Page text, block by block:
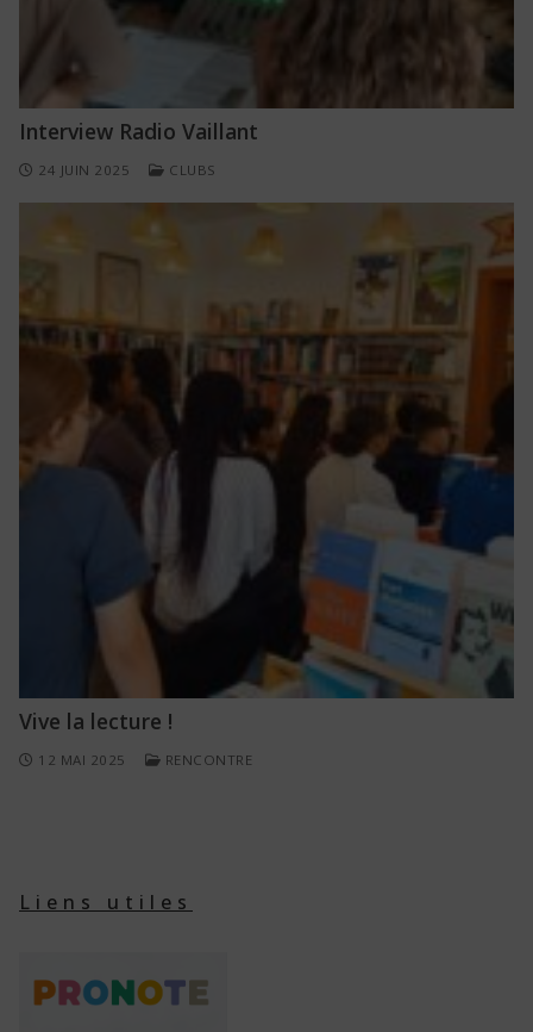
Interview Radio Vaillant
24 JUIN 2025 CLUBS
Vive la lecture !
12 MAI 2025 RENCONTRE
Liens utiles